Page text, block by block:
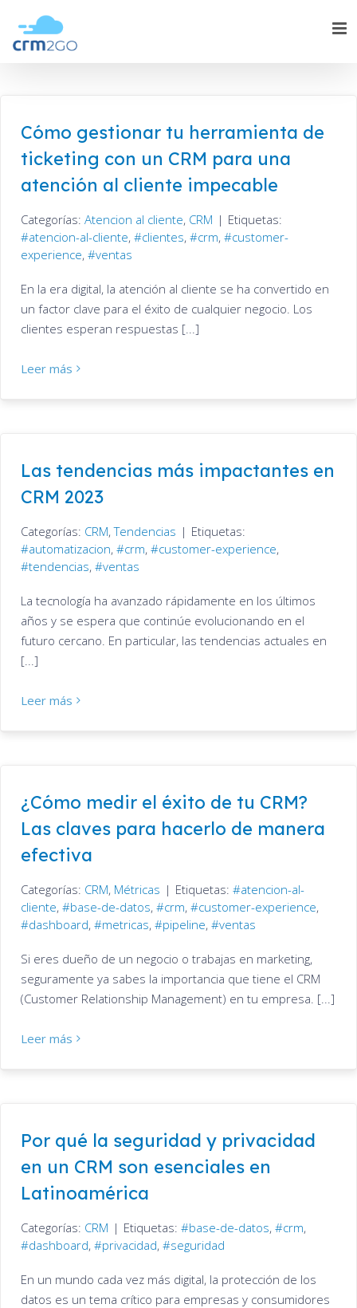
content
Cómo gestionar tu herramienta de
ticketing con un CRM para una
atención al cliente impecable
Categorías: Atencion al cliente, CRM | Etiquetas:
atencion-al-cliente, clientes, crm,
customer-
experience, ventas
En la era digital, la atención al cliente se ha convertido en
un factor clave para el éxito de cualquier negocio. Los
clientes esperan respuestas [...]
Leer más
Las tendencias más impactantes en
CRM 2023
Categorías: CRM,Tendencias | Etiquetas:
automatizacion, crm, customer-experience,
tendencias, ventas
La tecnología ha avanzado rápidamente en los últimos
años y se espera que continúe evolucionando en el
futuro cercano. En particular, las tendencias actuales en
[...]
Leer más
¿Cómo medir el éxito de tu CRM?
Las claves para hacerlo de manera
efectiva
Categorías: CRM, Métricas | Etiquetas:
atencion-al-
cliente, base-de-datos, crm, customer-experience,
dashboard, metricas, pipeline, ventas
Si eres dueño de un negocio o trabajas en marketing,
seguramente ya sabes la importancia que tiene el CRM
(Customer Relationship Management) en tu empresa. [...]
Leer más
Por qué la seguridad y privacidad
en un CRM son esenciales en
Latinoamérica
Categorías: CRM | Etiquetas: base-de-datos, crm,
dashboard, privacidad, seguridad
En un mundo cada vez más digital, la protección de los
datos es un tema crítico para empresas y consumidores